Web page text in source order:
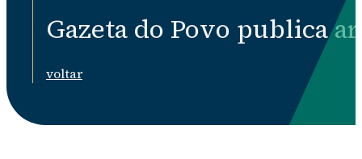
Gazeta do Povo publica
voltar